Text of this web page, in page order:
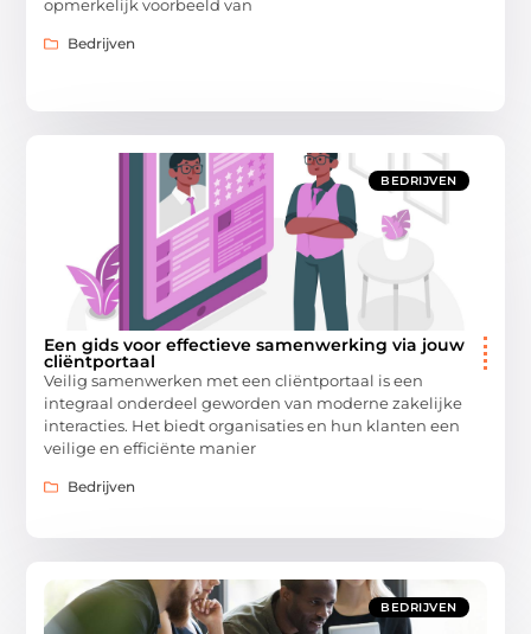
opmerkelijk voorbeeld van
Bedrijven
BEDRIJVEN
Een gids voor effectieve samenwerking via jouw
cliëntportaal
Veilig samenwerken met een cliëntportaal is een
integraal onderdeel geworden van moderne zakelijke
interacties. Het biedt organisaties en hun klanten een
veilige en efficiënte manier
Bedrijven
BEDRIJVEN